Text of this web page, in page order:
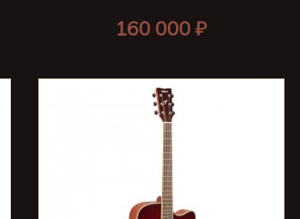
160 000 ₽